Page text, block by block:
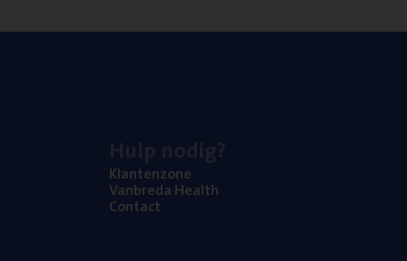
Klan­ten­zo­ne
Van­b­re­da Health
Con­tact